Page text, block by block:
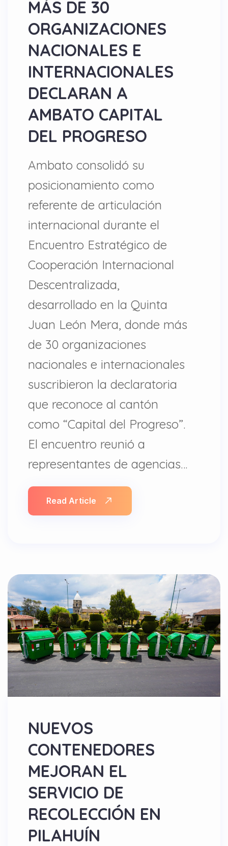
MÁS DE 30
ORGANIZACIONES
NACIONALES E
INTERNACIONALES
DECLARAN A
AMBATO CAPITAL
DEL PROGRESO
Ambato consolidó su
posicionamiento como
referente de articulación
internacional durante el
Encuentro Estratégico de
Cooperación Internacional
Descentralizada,
desarrollado en la Quinta
Juan León Mera, donde más
de 30 organizaciones
nacionales e internacionales
suscribieron la declaratoria
que reconoce al cantón
como “Capital del Progreso”.
El encuentro reunió a
representantes de agencias…
Read Article
NUEVOS
CONTENEDORES
MEJORAN EL
SERVICIO DE
RECOLECCIÓN EN
PILAHUÍN